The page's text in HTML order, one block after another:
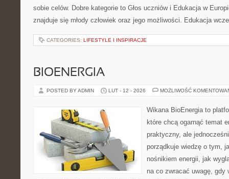
sobie celów. Dobre kategorie to Głos uczniów i Edukacja w
znajduje się młody człowiek oraz jego możliwości. Edukacja
CATEGORIES: LIFESTYLE I INSPIRACJE
BIOENERGIA
POSTED BY ADMIN LUT - 12 - 2026 MOŻLIWOŚĆ
Wikana BioEnergia to
które chcą ogarnąć temat
praktyczny, ale
porządkuje wiedzę o tym,
nośnikiem energii, jak
na co zwracać uwagę, gdy